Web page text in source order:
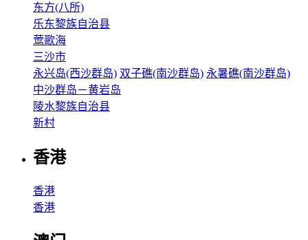
东方(八所)
乐东黎族自治县
莺歌海
三沙市
永兴岛(西沙群岛) 双子礁(南沙群岛) 永暑礁(南沙群岛)
中沙群岛－黄岩岛
陵水黎族自治县
新村
香港
香港
香港